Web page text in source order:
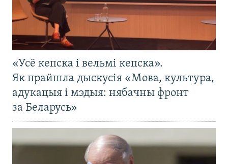
«Усё кепска і вельмі кепска».
Як прайшла дыскусія «Мова, культура,
адукацыя і мэдыя: нябачны фронт
за Беларусь»